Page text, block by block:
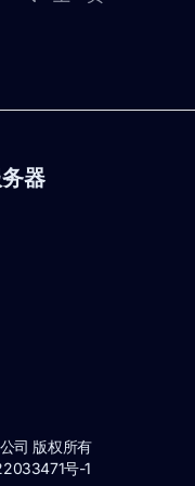
器
司 版权所有
号-1